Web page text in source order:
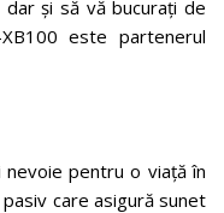
dar și să vă bucurați de
este partenerul
pentru o viață în
care asigură sunet